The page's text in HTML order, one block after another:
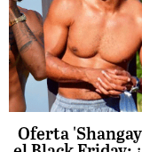
Oferta